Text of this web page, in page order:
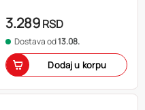
3.289RSD
Dostava od13.08.
Dodaj u korpu